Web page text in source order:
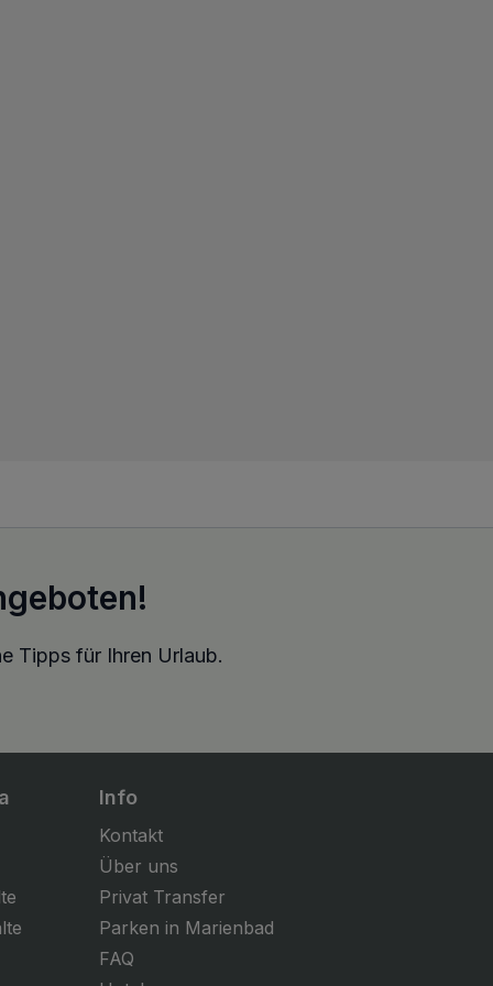
Tipps für Ihren Urlaub.
Info
Kontakt
Über uns
Privat Transfer
Parken in Marienbad
FAQ